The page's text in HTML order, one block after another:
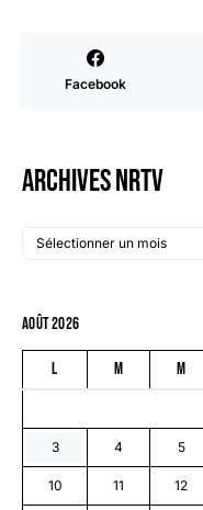
Facebook
Archives NRTV
août 2026
L M M
3 4 5
10 11 12